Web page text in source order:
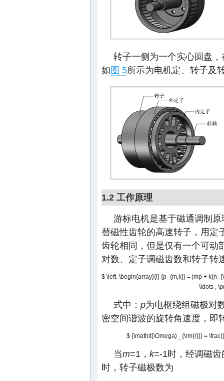
转子一侧为一个实心圆盘
如图 5所示为电机定、转子及
1.2 工作原理
游标电机是基于磁通调制
替磁性齿轮的高速转子，用定
齿轮相同，但是仅有一个可动
对数、定子调磁齿数和转子转
$ \left. \begin{array}{l} {p_{m,k}} = |mp +
\ldots ,
式中： p为电枢绕组磁极对
密空间谐波的旋转角速度，即
$ {\mathit{\Omega} _{\rm{r}}} =
当m=1， k=-1时，经调磁
时，转子磁极数为